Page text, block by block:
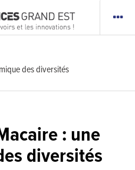
des diversités
: une
diversités